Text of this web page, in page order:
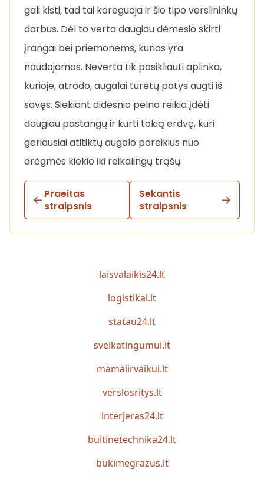
gali kisti, tad tai koreguoja ir šio tipo verslininkų
darbus. Dėl to verta daugiau dėmesio skirti
įrangai bei priemonėms, kurios yra
naudojamos. Neverta tik pasikliauti aplinka,
kurioje, atrodo, augalai turėtų patys augti iš
savęs. Siekiant didesnio pelno reikia įdėti
daugiau pastangų ir kurti tokią erdvę, kuri
geriausiai atitiktų augalo poreikius nuo
drėgmės kiekio iki reikalingų trąšų.
Praeitas
straipsnis
Sekantis
straipsnis
laisvalaikis24.lt
logistikai.lt
statau24.lt
sveikatingumui.lt
mamaiirvaikui.lt
verslosritys.lt
interjeras24.lt
buitinetechnika24.lt
bukimegrazus.lt